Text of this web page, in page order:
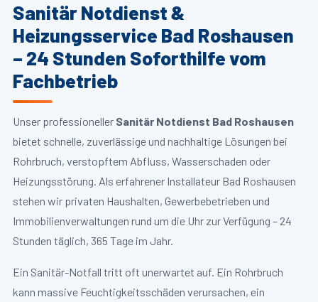
Sanitär Notdienst &
Heizungsservice Bad Roshausen
– 24 Stunden Soforthilfe vom
Fachbetrieb
Unser professioneller Sanitär Notdienst Bad Roshausen
bietet schnelle, zuverlässige und nachhaltige Lösungen bei
Rohrbruch, verstopftem Abfluss, Wasserschaden oder
Heizungsstörung. Als erfahrener Installateur Bad Roshausen
stehen wir privaten Haushalten, Gewerbebetrieben und
Immobilienverwaltungen rund um die Uhr zur Verfügung – 24
Stunden täglich, 365 Tage im Jahr.
Ein Sanitär-Notfall tritt oft unerwartet auf. Ein Rohrbruch
kann massive Feuchtigkeitsschäden verursachen, ein